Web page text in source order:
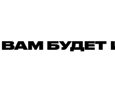
ВАМ БУДЕТ